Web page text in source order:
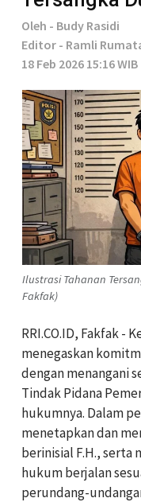
Oleh - Budy Rasidi
Editor - Ramli
18 Feb 2026 15:16 WIB
Ilustrasi Tahanan
Fakfak)
RRI.CO.ID, Fakfak -
menegaskan
dengan menangani
Tindak Pidana
hukumnya. Dalam
menetapkan dan
berinisial F.H., serta
hukum berjalan
perundang-